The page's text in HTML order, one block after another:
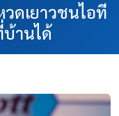
ดเยาวชนไอที
บ้านได้